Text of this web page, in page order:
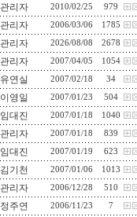
관리자 2010/02/25 979
관리자 2006/03/06 1785
관리자 2026/08/08 2678
관리자 2007/04/05 1054
유연실 2007/02/18 34
이영일 2007/01/23 504
임대진 2007/01/18 1040
관리자 2007/01/18 839
임대진 2007/01/19 623
김기천 2007/01/06 1013
관리자 2006/12/28 510
정주연 2006/11/23 7